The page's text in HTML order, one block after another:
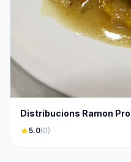
Distribucions Ramon
star5.0(0)